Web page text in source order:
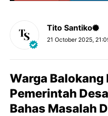
Tito Santiko
21 October 2025,
Warga Balokang
Pemerintah
Bahas Masalah